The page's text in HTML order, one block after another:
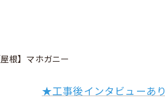
根】マホガニー
★工事後インタビューあり